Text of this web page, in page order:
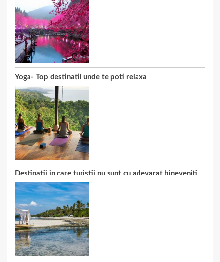
Yoga- Top destinatii unde te poti relaxa
Destinatii in care turistii nu sunt cu adevarat bineveniti